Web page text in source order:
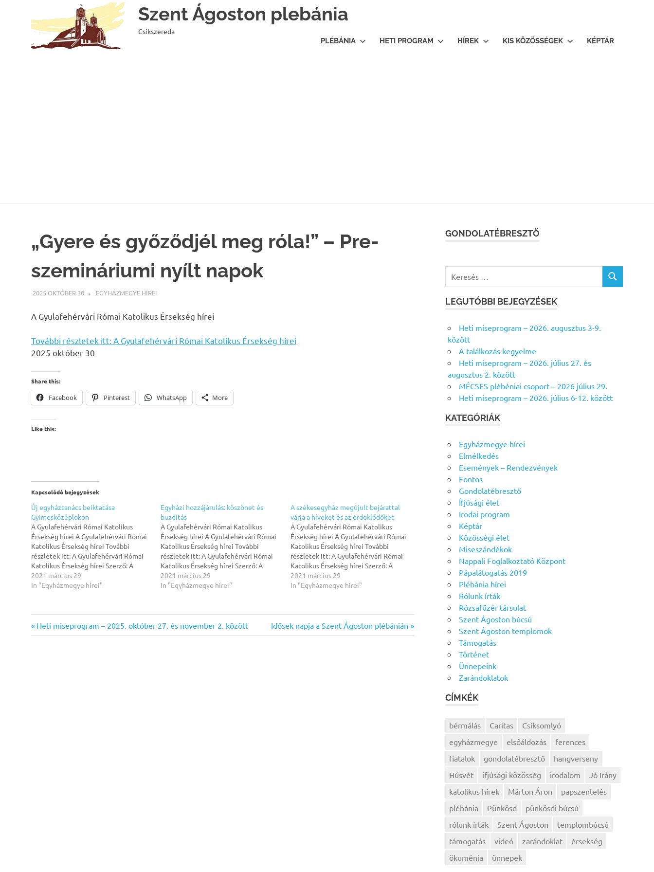
Szent Ágoston plebánia
Csíkszereda
PLÉBÁNIA
HETI PROGRAM HÍREK KIS KÖZÖSSÉGEK KÉPTÁR
„Gyere és győződjél meg róla!” – Pre-
szemináriumi nyílt napok
2025 OKTÓBER 30 WEBMESTER
EGYHÁZMEGYE HÍREI
A Gyulafehérvári Római Katolikus Érsekség hírei
További részletek itt: A Gyulafehérvári Római Katolikus Érsekség hírei
2025 október 30
Share this:
Facebook Pinterest WhatsApp More
Like this:
Kapcsolódó bejegyzések
Új egyháztanács beiktatása
Gyimesközéplokon
A Gyulafehérvári Római Katolikus
Érsekség hírei A Gyulafehérvári Római
Katolikus Érsekség hírei További
részletek itt: A Gyulafehérvári Római
Katolikus Érsekség hírei Szerző: A
Gyulafehérvári Római Katolikus
Érsekség hírei, 2021 március 29
2021 március 29
In "Egyházmegye hírei"
Egyházi hozzájárulás: köszönet és
buzdítás
A Gyulafehérvári Római Katolikus
Érsekség hírei A Gyulafehérvári Római
Katolikus Érsekség hírei További
részletek itt: A Gyulafehérvári Római
Katolikus Érsekség hírei Szerző: A
Gyulafehérvári Római Katolikus
Érsekség hírei, 2021 március 29
2021 március 29
In "Egyházmegye hírei"
A székesegyház megújult bejárattal
várja a híveket és az érdeklődőket
A Gyulafehérvári Római Katolikus
Érsekség hírei A Gyulafehérvári Római
Katolikus Érsekség hírei További
részletek itt: A Gyulafehérvári Római
Katolikus Érsekség hírei Szerző: A
Gyulafehérvári Római Katolikus
Érsekség hírei, 2021 március 29
2021 március 29
In "Egyházmegye hírei"
érsekség
Bejegyzés
Previous
Post:
Heti miseprogram – 2025. október 27. és november 2. között
Next
Post:
Idősek napja a Szent Ágoston plébánián
GONDOLATÉBRESZTŐ
e
é
s
f
o
r
:
K
LEGUTÓBBI BEJEGYZÉSEK
Heti miseprogram – 2026. augusztus 3-9.
között
A találkozás kegyelme
Heti miseprogram – 2026. július 27. és
augusztus 2. között
MÉCSES plébéniai csoport – 2026 július 29.
Heti miseprogram – 2026. július 6-12. között
KATEGÓRIÁK
Egyházmegye hírei
Elmélkedés
Események – Rendezvények
Fontos
Gondolatébresztő
Ífjúsági élet
Irodai program
Képtár
Közösségi élet
Miseszándékok
Nappali Foglalkoztató Központ
Pápalátogatás 2019
Plébánia hírei
Rólunk írták
Rózsafűzér társulat
Szent Ágoston búcsú
Szent Ágoston templomok
Támogatás
Történet
Ünnepeink
Zarándoklatok
CÍMKÉK
bérmálás Caritas
Csíksomlyó
egyházmegye
elsőáldozás
ferences
fiatalok
gondolatébresztő
hangverseny
Húsvét
ifjúsági közösség irodalom
Jó Irány
katolikus hírek
Márton Áron
papszentelés
plébánia
Pünkösd
pünkösdi búcsú
rólunk írták
Szent Ágoston
templombúcsú
támogatás
videó zarándoklat
érsekség
ökuménia
ünnepek